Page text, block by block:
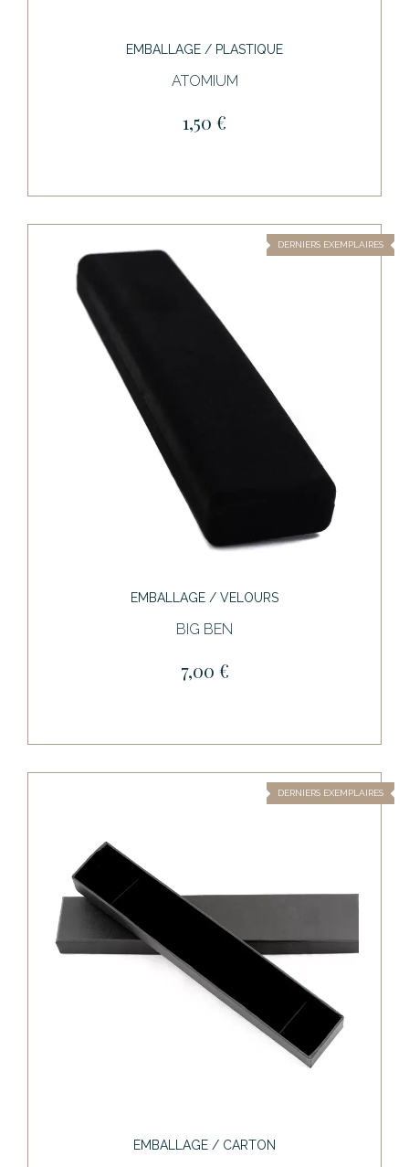
EMBALLAGE / PLASTIQUE
ATOMIUM
1,50 €
DERNIERS EXEMPLAIRES
EMBALLAGE / VELOURS
BIG BEN
7,00 €
DERNIERS EXEMPLAIRES
EMBALLAGE / CARTON